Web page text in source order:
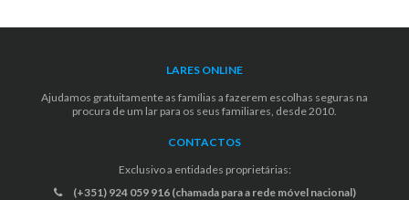
LARES ONLINE
Ajudamos gratuitamente as famílias a fazerem escolhas seguras na
procura de um lar para os seus familiares, desde 2010.
CONTACTOS
Exclusivo a entidades proprietárias:
(+351) 924 059 916 (chamada para a rede móvel nacional)